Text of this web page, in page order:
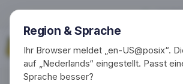
Privacy
Region & Sprache
Ihr Browser meldet „en-US@posix“.
auf „Nederlands“ eingestellt. Passt
Sprache besser?
+49